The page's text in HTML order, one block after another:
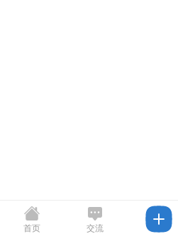
首页 交流